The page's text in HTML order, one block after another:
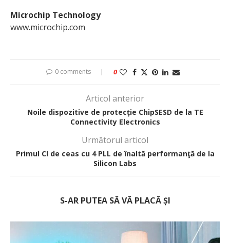
Microchip Technology
www.microchip.com
0 comments 0
Articol anterior
Noile dispozitive de protecţie ChipSESD de la TE
Connectivity Electronics
Următorul articol
Primul CI de ceas cu 4 PLL de înaltă performanţă de la
Silicon Labs
S-AR PUTEA SĂ VĂ PLACĂ ȘI